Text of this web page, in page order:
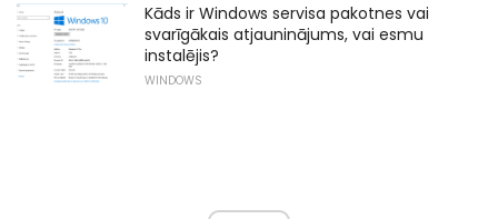
Kāds ir Windows servisa pakotnes vai
svarīgākais atjauninājums, vai esmu
instalējis?
WINDOWS